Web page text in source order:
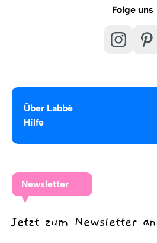
Folge uns
Über Labbé
Hilfe
Newsletter
Jetzt zum Newsletter